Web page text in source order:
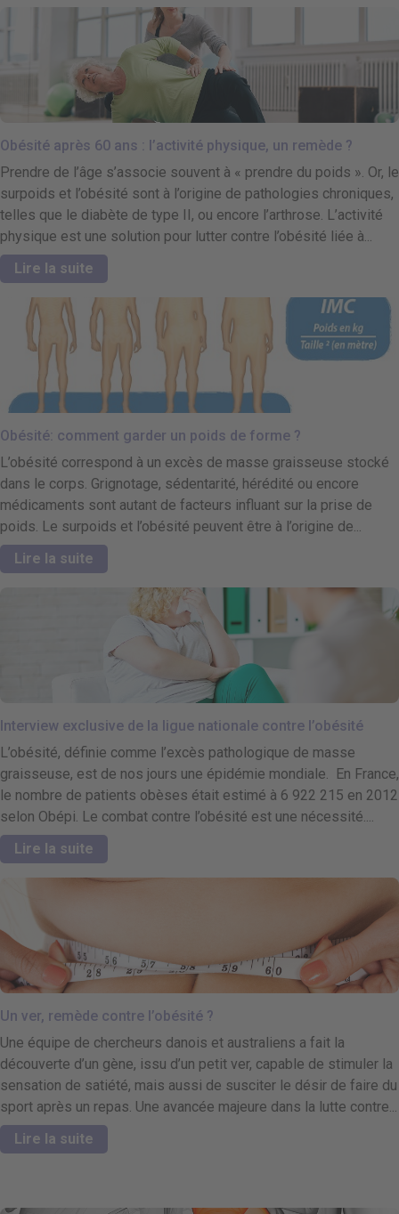
Obésité après 60 ans : l’activité physique, un remède ?
Prendre de l’âge s’associe souvent à « prendre du poids ». Or, le
surpoids et l’obésité sont à l’origine de pathologies chroniques,
telles que le diabète de type II, ou encore l’arthrose. L’activité
physique est une solution pour lutter contre l’obésité liée à...
Lire la suite
Obésité: comment garder un poids de forme ?
L’obésité correspond à un excès de masse graisseuse stocké
dans le corps. Grignotage, sédentarité, hérédité ou encore
médicaments sont autant de facteurs influant sur la prise de
poids. Le surpoids et l’obésité peuvent être à l’origine de...
Lire la suite
Interview exclusive de la ligue nationale contre l’obésité
L’obésité, définie comme l’excès pathologique de masse
graisseuse, est de nos jours une épidémie mondiale. En France,
le nombre de patients obèses était estimé à 6 922 215 en 2012
selon Obépi. Le combat contre l’obésité est une nécessité....
Lire la suite
Un ver, remède contre l’obésité ?
Une équipe de chercheurs danois et australiens a fait la
découverte d’un gène, issu d’un petit ver, capable de stimuler la
sensation de satiété, mais aussi de susciter le désir de faire du
sport après un repas. Une avancée majeure dans la lutte contre...
Lire la suite